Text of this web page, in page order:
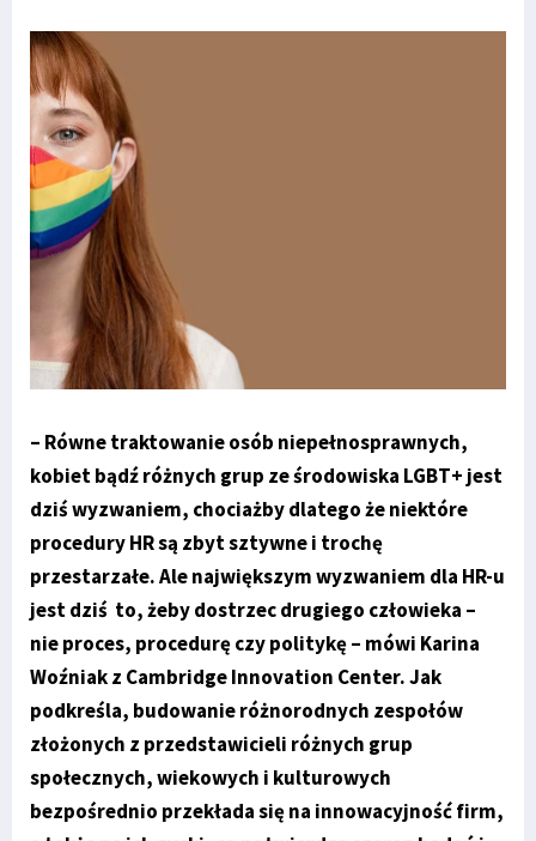
– Równe traktowanie osób niepełnosprawnych,
kobiet bądź różnych grup ze środowiska LGBT+ jest
dziś wyzwaniem, chociażby dlatego że niektóre
procedury HR są zbyt sztywne i trochę
przestarzałe. Ale największym wyzwaniem dla HR-u
jest dziś to, żeby dostrzec drugiego człowieka –
nie proces, procedurę czy politykę – mówi Karina
Woźniak z Cambridge Innovation Center. Jak
podkreśla, budowanie różnorodnych zespołów
złożonych z przedstawicieli różnych grup
społecznych, wiekowych i kulturowych
bezpośrednio przekłada się na innowacyjność firm,